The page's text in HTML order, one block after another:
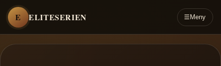
E ELITESERIEN ☰ Meny